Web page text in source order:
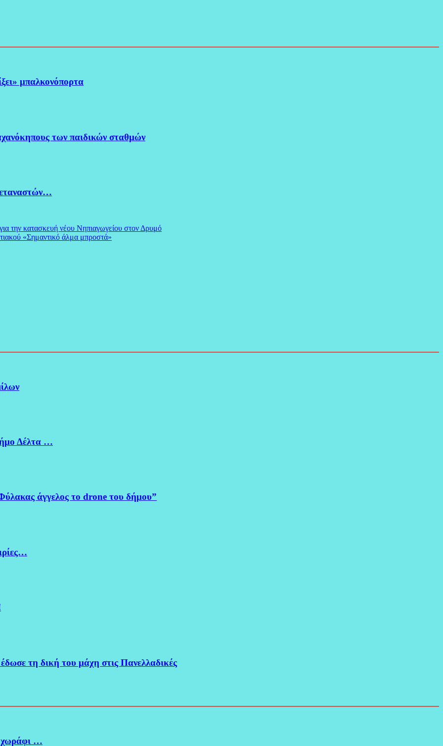
μπαλκονόπορτα
των παιδικών σταθμών
κατασκευή νέου Νηπιαγωγείου στον Δρυμό
«Σημαντικό άλμα μπροστά»
Δέλτα …
άγγελος το drone του δήμου”
τη δική του μάχη στις Πανελλαδικές
…